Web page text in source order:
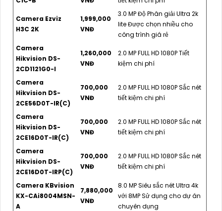
Camera Ezviz
H3C 2K
1,999,000
VNĐ
3.0 MP Độ Phân giải Ultra 2k
lite Được chọn nhiều cho
công trình giá rẻ
Camera
Hikvision DS-
2CD1121G0-I
1,260,000
VNĐ
2.0 MP FULL HD 1080P Tiết
kiệm chi phí
Camera
Hikvision DS-
2CE56D0T-IR(C)
700,000
VNĐ
2.0 MP FULL HD 1080P Sắc nét
tiết kiệm chi phí
Camera
Hikvision DS-
2CE16D0T-IR(C)
700,000
VNĐ
2.0 MP FULL HD 1080P Sắc nét
tiết kiệm chi phí
Camera
Hikvision DS-
2CE16D0T-IRP(C)
700,000
VNĐ
2.0 MP FULL HD 1080P Sắc nét
tiết kiệm chi phí
Camera KBvision
KX-CAi8004MSN-
A
7,880,000
VNĐ
8.0 MP Siêu sắc nét Ultra 4k
với 8MP Sử dụng cho dự án
chuyên dụng